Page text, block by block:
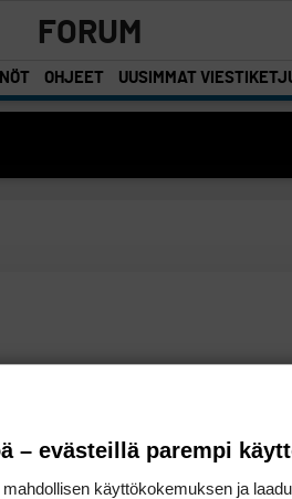
FORUM
OHJEET UUSIMMAT
– evästeillä parempi
käyttökokemuksen ja